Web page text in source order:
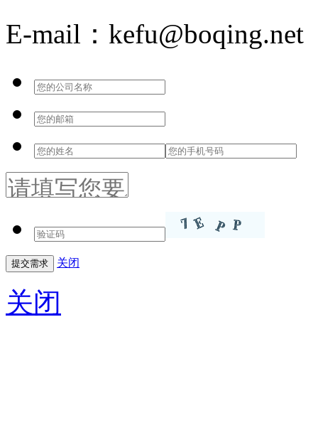
E-mail：kefu@boqing.net
关闭
关闭